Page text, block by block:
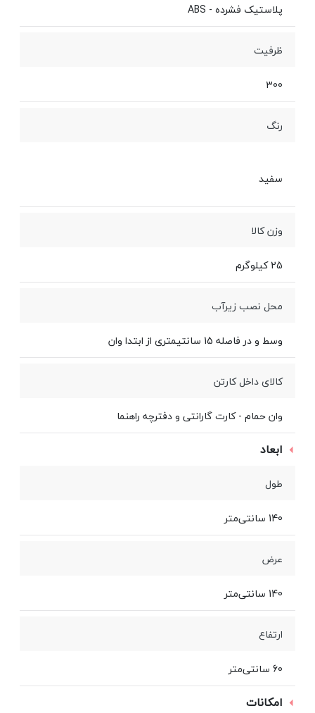
پلاستیک فشرده - ABS
ظرفیت
300
رنگ
سفید
وزن کالا
25 کیلوگرم
محل نصب زيرآب
وسط و در فاصله 15 سانتيمتری از ابتدا وان
کالای داخل کارتن
وان حمام - کارت گارانتی و دفترچه راهنما
ابعاد
طول
140 سانتی‌متر
عرض
140 سانتی‌متر
ارتفاع
60 سانتی‌متر
امکانات